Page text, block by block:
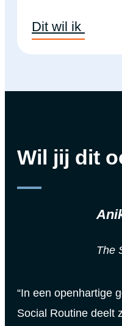
Dit wil ik
Wil jij dit
The
“In een openhartige
Social Routine deelt